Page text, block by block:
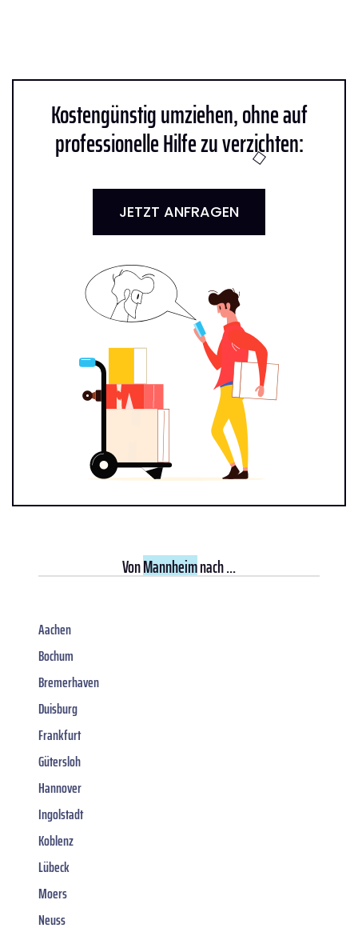
Kostengünstig umziehen, ohne auf
professionelle Hilfe zu verzichten:
JETZT ANFRAGEN
VonMannheimnach ...
Aachen
Bochum
Bremerhaven
Duisburg
Frankfurt
Gütersloh
Hannover
Ingolstadt
Koblenz
Lübeck
Moers
Neuss